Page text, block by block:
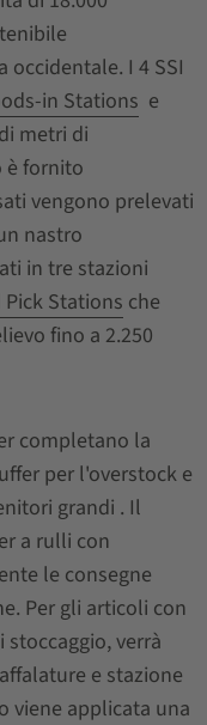
I 4 SSI
in Stations e
metri di
è fornito
vengono prelevati
nastro
in tre stazioni
Stations che
fino a 2.250
completano la
per l'overstock e
grandi . Il
a rulli con
le consegne
Per gli articoli con
verrà
e stazione
viene applicata una